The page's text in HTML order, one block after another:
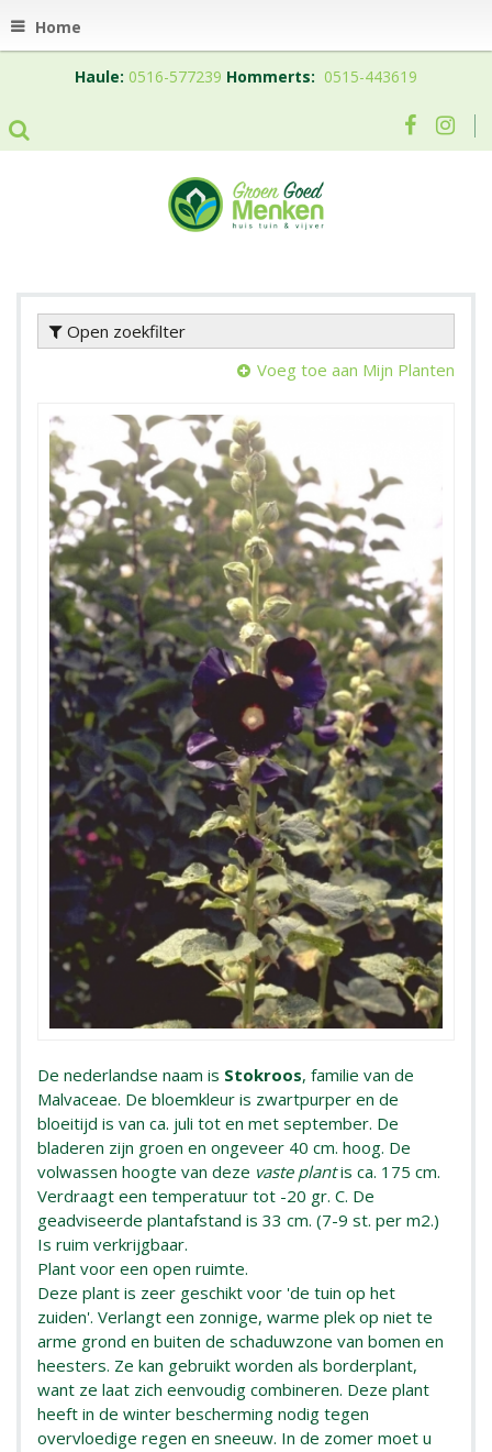
Home
Haule: 0516-577239 Hommerts: 0515-443619
Open zoekfilter
Voeg toe aan Mijn Planten
De nederlandse naam is Stokroos, familie van de
Malvaceae. De bloemkleur is zwartpurper en de
bloeitijd is van ca. juli tot en met september. De
bladeren zijn groen en ongeveer 40 cm. hoog. De
volwassen hoogte van deze vaste plantis ca. 175 cm.
Verdraagt een temperatuur tot -20 gr. C. De
geadviseerde plantafstand is 33 cm. (7-9 st. per m2.)
Is ruim verkrijgbaar.
Plant voor een open ruimte.
Deze plant is zeer geschikt voor 'de tuin op het
zuiden'. Verlangt een zonnige, warme plek op niet te
arme grond en buiten de schaduwzone van bomen en
heesters. Ze kan gebruikt worden als borderplant,
want ze laat zich eenvoudig combineren. Deze plant
heeft in de winter bescherming nodig tegen
overvloedige regen en sneeuw. In de zomer moet u